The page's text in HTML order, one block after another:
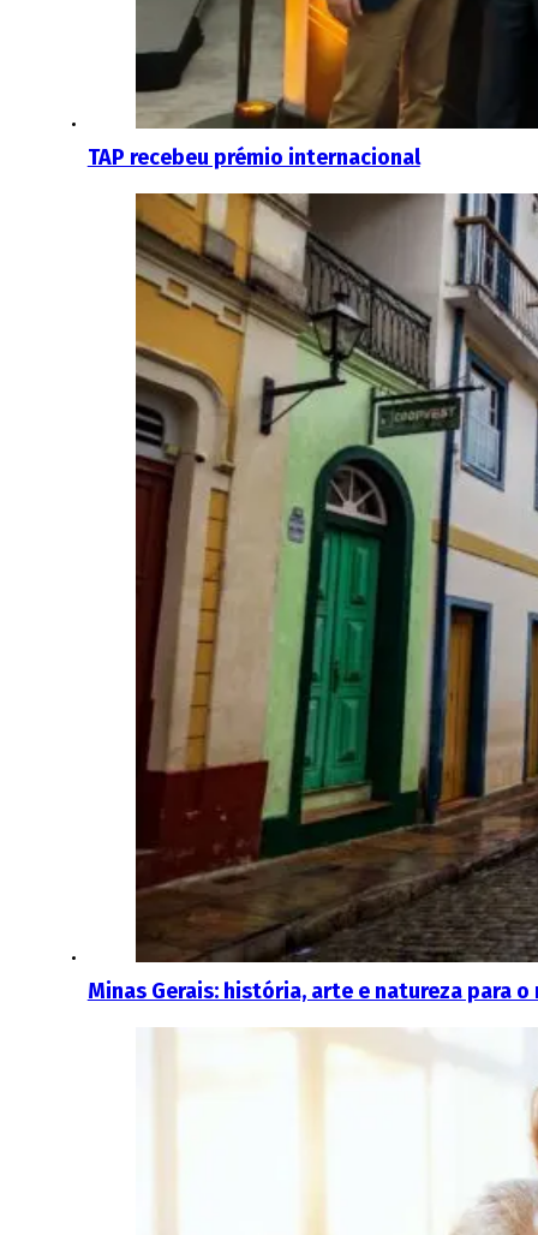
TAP recebeu prémio internacional
Minas Gerais: história, arte e natureza para